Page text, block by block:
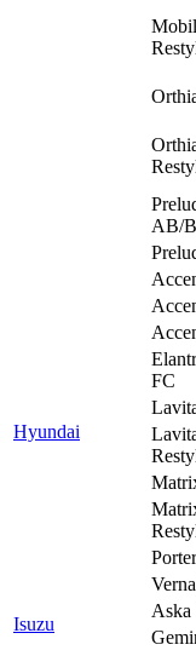
AB/
Hyundai
FC
Isuzu
Aska